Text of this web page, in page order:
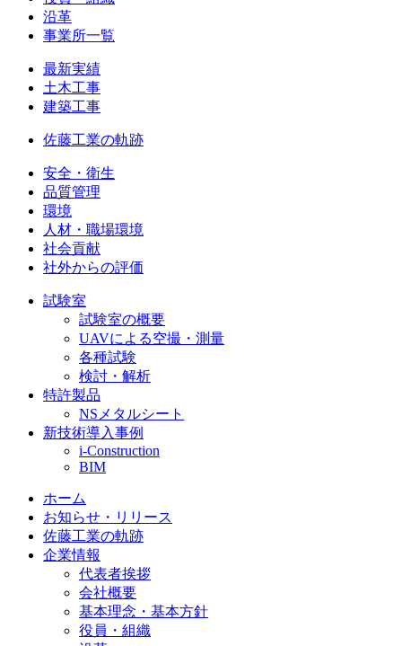
沿革
事業所一覧
最新実績
土木工事
建築工事
佐藤工業の軌跡
安全・衛生
品質管理
環境
人材・職場環境
社会貢献
社外からの評価
試験室
試験室の概要
UAVによる空撮・測量
各種試験
検討・解析
特許製品
NSメタルシート
新技術導入事例
i-Construction
BIM
ホーム
お知らせ・リリース
佐藤工業の軌跡
企業情報
代表者挨拶
会社概要
基本理念・基本方針
役員・組織